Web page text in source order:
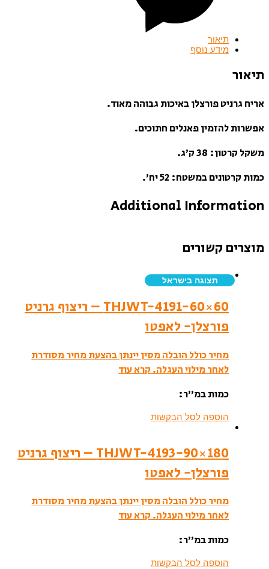
תיאור
מידע נוסף
תיאור
אריח גרניט פורצלן באיכות גבוהה מאוד.
אפשרות להזמין פאנלים חתוכים.
משקל קרטון: 38 ק’ג.
כמות קרטונים במשטח: 52 יח’.
Additional Information
מוצרים קשורים
תצוגה בישראל
THJWT-4191-60×60 – ריצוף גרניט
פורצלן- לאפטו
מחיר כולל הובלה מסין יינתן בהצעת מחיר מסודרת
לאחר מילוי העגלה.קרא עוד
כמות במ”ר:
הוספה לסל הבקשות
THJWT-4193-90×180 – ריצוף גרניט
פורצלן- לאפטו
מחיר כולל הובלה מסין יינתן בהצעת מחיר מסודרת
לאחר מילוי העגלה.קרא עוד
כמות במ”ר:
הוספה לסל הבקשות